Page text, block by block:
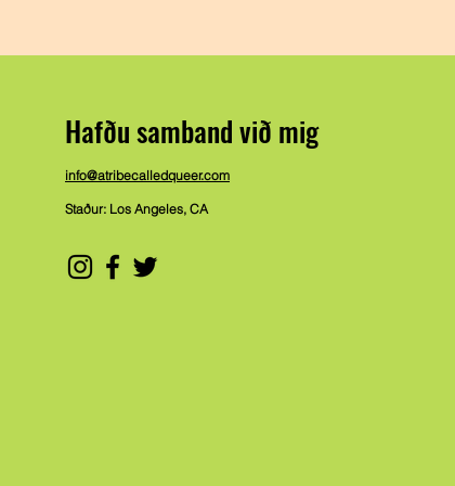
Hafðu samband við mig
info@atribecalledqueer.com
Staður: Los Angeles, CA